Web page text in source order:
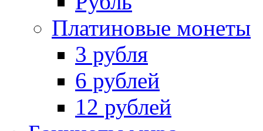
Платиновые монеты
3 рубля
6 рублей
12 рублей